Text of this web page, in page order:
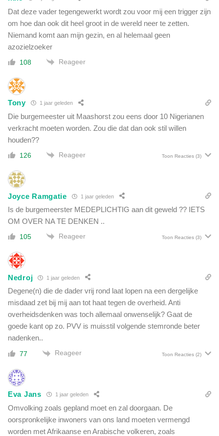
n
w
o
r
e
'
Dat deze vader tegengewerkt wordt zou voor mij een trigger zijn
om hoe dan ook dit heel groot in de wereld neer te zetten.
Niemand komt aan mijn gezin, en al helemaal geen
azozielzoeker
108 Reageer
Tony 1 jaar geleden
Die burgemeester uit Maashorst zou eens door 10 Nigerianen
verkracht moeten worden. Zou die dat dan ook stil willen
houden??
126 Reageer Toon Reacties (3)
Joyce Ramgatie 1 jaar geleden
Is de burgemeerster MEDEPLICHTIG aan dit geweld ?? IETS
OM OVER NA TE DENKEN ..
105 Reageer Toon Reacties (3)
Nedroj 1 jaar geleden
Degene(n) die de dader vrij rond laat lopen na een dergelijke
misdaad zet bij mij aan tot haat tegen de overheid. Anti
overheidsdenken was toch allemaal onwenselijk? Gaat de
goede kant op zo. PVV is muisstil volgende stemronde beter
nadenken..
77 Reageer Toon Reacties (2)
Eva Jans 1 jaar geleden
Omvolking zoals gepland moet en zal doorgaan. De
oorspronkelijke inwoners van ons land moeten vermengd
worden met Afrikaanse en Arabische volkeren, zoals